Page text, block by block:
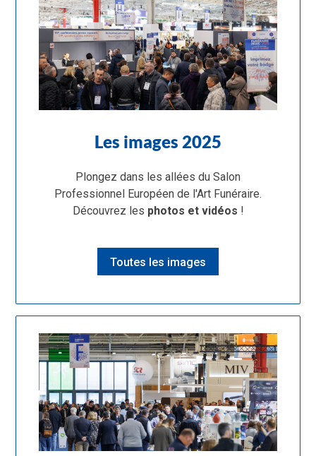
Les images 2025
Plongez dans les allées du Salon
Professionnel Européen de l'Art Funéraire.
Découvrez les photos et vidéos !
Toutes les images